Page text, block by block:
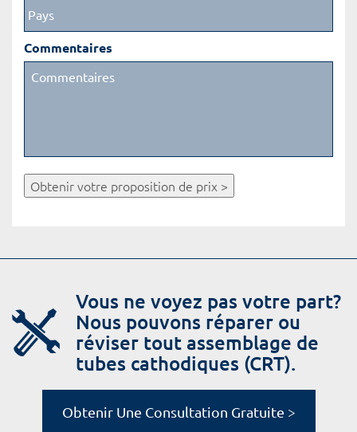
Commentaires
Obtenir votre proposition de prix >
Vous ne voyez pas votre part?
Nous pouvons réparer ou
réviser tout assemblage de
tubes cathodiques (CRT).
Obtenir Une Consultation Gratuite >